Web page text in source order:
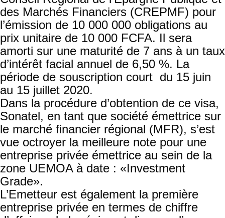
des Marchés Financiers (CREPMF) pour
l’émission de 10 000 000 obligations au
prix unitaire de 10 000 FCFA. Il sera
amorti sur une maturité de 7 ans à un taux
d’intérêt facial annuel de 6,50 %. La
période de souscription court du 15 juin
au 15 juillet 2020.
Dans la procédure d’obtention de ce visa,
Sonatel, en tant que société émettrice sur
le marché financier régional (MFR), s’est
vue octroyer la meilleure note pour une
entreprise privée émettrice au sein de la
zone UEMOA à date : «Investment
Grade».
L’Emetteur est également la première
entreprise privée en termes de chiffre